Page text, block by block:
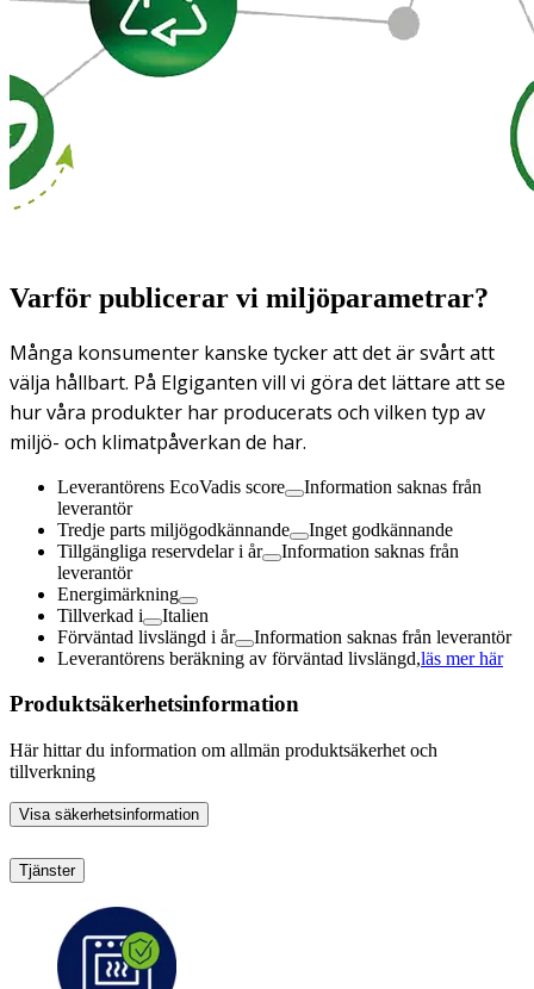
Varför publicerar vi miljöparametrar?
Många konsumenter kanske tycker att det är svårt att
välja hållbart. På Elgiganten vill vi göra det lättare att se
hur våra produkter har producerats och vilken typ av
miljö- och klimatpåverkan de har.
Leverantörens EcoVadis score
Information saknas från
leverantör
Tredje parts miljögodkännande
Inget godkännande
Tillgängliga reservdelar i år
Information saknas från
leverantör
Energimärkning
Tillverkad i
Italien
Förväntad livslängd i år
Information saknas från leverantör
Leverantörens beräkning av förväntad livslängd,läs mer här
Produktsäkerhetsinformation
Här hittar du information om allmän produktsäkerhet och
tillverkning
Visa säkerhetsinformation
Tjänster